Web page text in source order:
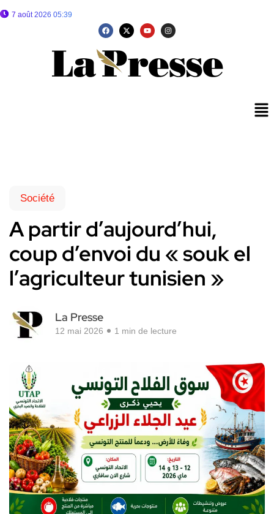
7 août 2026 05:39
Société
A partir d’aujourd’hui,
coup d’envoi du « souk el
l’agriculteur tunisien »
La Presse
12 mai 2026 1 min de lecture